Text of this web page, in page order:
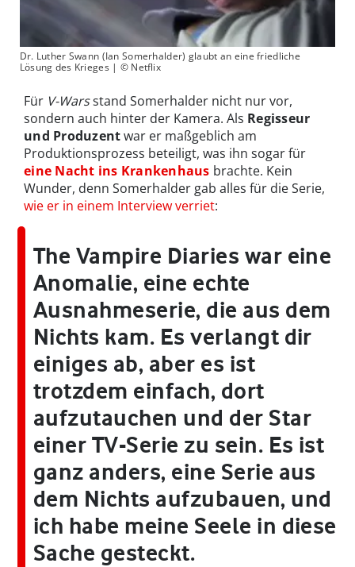
Dr. Luther Swann (Ian Somerhalder) glaubt an eine friedliche
Lösung des Krieges | © Netflix
Für V-Warsstand Somerhalder nicht nur vor,
sondern auch hinter der Kamera. Als Regisseur
und Produzentwar er maßgeblich am
Produktionsprozess beteiligt, was ihn sogar für
eine Nacht ins Krankenhaus brachte. Kein
Wunder, denn Somerhalder gab alles für die Serie,
wie er in einem Interview verriet:
The Vampire Diaries war eine
Anomalie, eine echte
Ausnahmeserie, die aus dem
Nichts kam. Es verlangt dir
einiges ab, aber es ist
trotzdem einfach, dort
aufzutauchen und der Star
einer TV-Serie zu sein. Es ist
ganz anders, eine Serie aus
dem Nichts aufzubauen, und
ich habe meine Seele in diese
Sache gesteckt.